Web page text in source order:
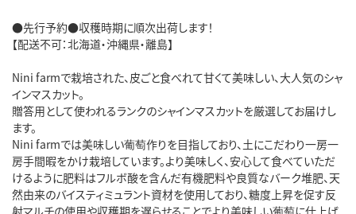
●先行予約●収穫時期に順次出荷します！
【配送不可：北海道・沖縄県・離島】
Nini farmで栽培された、皮ごと食べれて甘くて美味しい、大人気のシャ
インマスカット。
贈答用として使われるランクのシャインマスカットを厳選してお届けし
ます。
Nini farmでは美味しい葡萄作りを目指しており、土にこだわり一房一
房手間暇をかけ栽培しています。より美味しく、安心して食べていただ
けるように肥料はフルボ酸を含んだ有機肥料や良質なバーク堆肥、天
然由来のバイスティミュラント資材を使用しており、糖度上昇を促す反
射マルチの使用や収穫期を遅らせることでより美味しい葡萄に仕上げ